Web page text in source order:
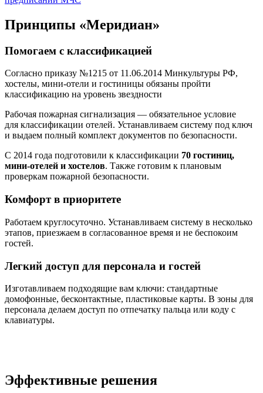
Принципы «Меридиан»
Помогаем с классификацией
Согласно приказу №1215 от 11.06.2014 Минкультуры РФ,
хостелы, мини-отели и гостиницы обязаны пройти
классификацию на уровень звездности
Рабочая пожарная сигнализация — обязательное условие
для классификации отелей. Устанавливаем систему под ключ
и выдаем полный комплект документов по безопасности.
С 2014 года подготовили к классификации 70 гостиниц,
мини-отелей и хостелов. Также готовим к плановым
проверкам пожарной безопасности.
Комфорт в приоритете
Работаем круглосуточно. Устанавливаем систему в несколько
этапов, приезжаем в согласованное время и не беспокоим
гостей.
Легкий доступ для персонала и гостей
Изготавливаем подходящие вам ключи: стандартные
домофонные, бесконтактные, пластиковые карты. В зоны для
персонала делаем доступ по отпечатку пальца или коду с
клавиатуры.
Эффективные решения